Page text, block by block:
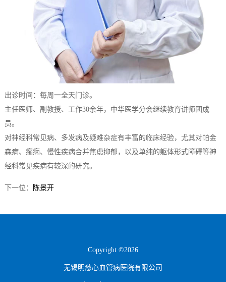
出诊时间： 每周一全天门诊。
主任医师、副教授、工作30余年，中华医学分会继续教育讲师团成
员。
对神经科常见病、多发病及疑难杂症有丰富的临床经验，尤其对帕金
森病、癫痫、慢性疾病合并焦虑抑郁，以及单纯的躯体形式障碍等神
经科常见疾病有较深的研究。
下一位： 陈景开
Copyright ©2026
无锡明慈心血管病医院有限公司